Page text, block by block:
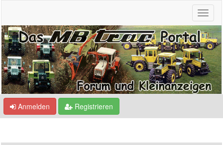
Anmelden Registrieren